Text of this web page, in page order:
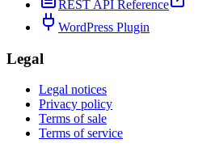
REST API Reference
WordPress Plugin
Legal
Legal notices
Privacy policy
Terms of sale
Terms of service